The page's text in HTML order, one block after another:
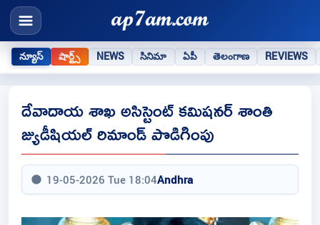
న్యూస్ షార్ట్స్ NEWS సినిమా ఏపీ తెలంగాణ REVIEWS
దేవాదాయ శాఖ అసిస్టెంట్ కమిషనర్ శాంతి
జ్యుడీషియల్ రిమాండ్ పొడిగింపు
19-05-2026 Tue 18:04Andhra